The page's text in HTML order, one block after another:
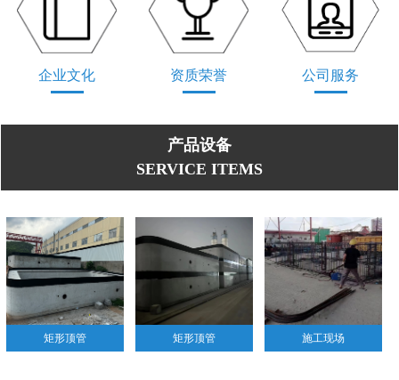
企业文化 资质荣誉 公司服务
产品设备
SERVICE ITEMS
矩形顶管 矩形顶管 施工现场